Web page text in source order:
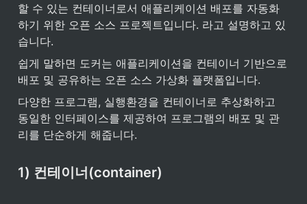
할 수 있는 컨테이너로서 애플리케이션 배포를 자동화
하기 위한 오픈 소스 프로젝트입니다. 라고 설명하고 있
습니다.
쉽게 말하면 도커는 애플리케이션을 컨테이너 기반으로
배포 및 공유하는 오픈 소스 가상화 플랫폼입니다.
다양한 프로그램, 실행환경을 컨테이너로 추상화하고
동일한 인터페이스를 제공하여 프로그램의 배포 및 관
리를 단순하게 해줍니다.
1) 컨테이너(container)